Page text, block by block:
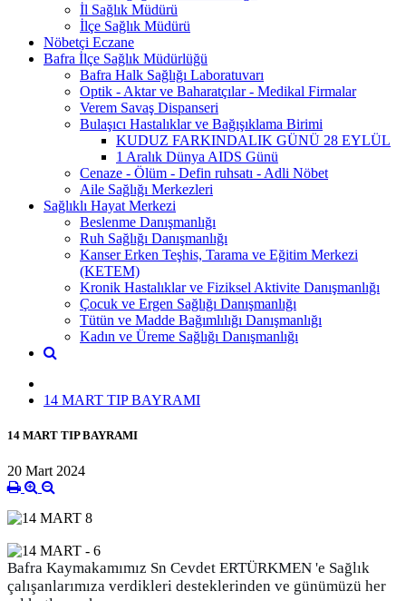
İl Sağlık Müdürü
İlçe Sağlık Müdürü
Nöbetçi Eczane
Bafra İlçe Sağlık Müdürlüğü
Bafra Halk Sağlığı Laboratuvarı
Optik - Aktar ve Baharatçılar - Medikal Firmalar
Verem Savaş Dispanseri
Bulaşıcı Hastalıklar ve Bağışıklama Birimi
KUDUZ FARKINDALIK GÜNÜ 28 EYLÜL
1 Aralık Dünya AIDS Günü
Cenaze - Ölüm - Defin ruhsatı - Adli Nöbet
Aile Sağlığı Merkezleri
Sağlıklı Hayat Merkezi
Beslenme Danışmanlığı
Ruh Sağlığı Danışmanlığı
Kanser Erken Teşhis, Tarama ve Eğitim Merkezi
(KETEM)
Kronik Hastalıklar ve Fiziksel Aktivite Danışmanlığı
Çocuk ve Ergen Sağlığı Danışmanlığı
Tütün ve Madde Bağımlılığı Danışmanlığı
Kadın ve Üreme Sağlığı Danışmanlığı
14 MART TIP BAYRAMI
14 MART TIP BAYRAMI
20 Mart 2024
Bafra Kaymakamımız Sn Cevdet ERTÜRKMEN 'e Sağlık
çalışanlarımıza verdikleri desteklerinden ve günümüzü her